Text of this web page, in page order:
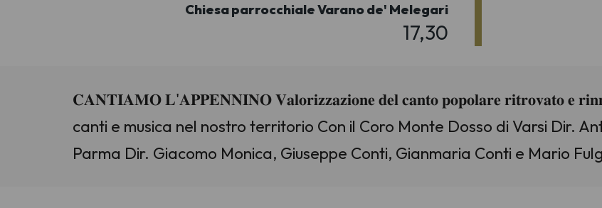
Chiesa parrocchiale Varano de' Melegari
17,30
𝐂𝐀𝐍𝐓𝐈𝐀𝐌𝐎 𝐋'𝐀𝐏𝐏𝐄𝐍𝐍𝐈𝐍𝐎 𝐕𝐚𝐥𝐨𝐫𝐢𝐳𝐳𝐚𝐳𝐢𝐨𝐧𝐞 𝐝𝐞𝐥 𝐜𝐚𝐧𝐭𝐨 𝐩𝐨𝐩𝐨𝐥𝐚𝐫𝐞 𝐫𝐢𝐭𝐫𝐨𝐯𝐚𝐭𝐨 𝐞
canti e musica nel nostro territorio Con il Coro Monte Dosso di Varsi Dir.
Parma Dir. Giacomo Monica, Giuseppe Conti, Gianmaria Conti e Mario